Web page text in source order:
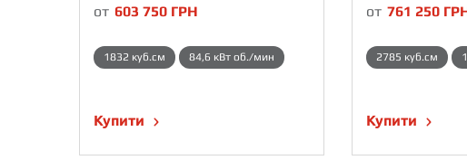
от 603 750 ГРН
1832 куб.см 84,6 кВт об./мин
Купити
от 761 250
2785 куб.см
Купити